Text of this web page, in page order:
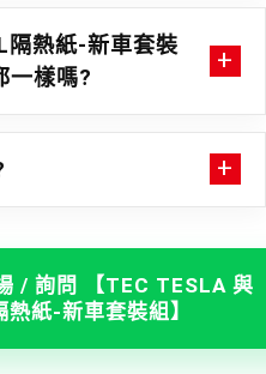
隔熱紙-新車套裝
一樣嗎?
/ 詢問 【TEC TESLA 與
熱紙-新車套裝組】